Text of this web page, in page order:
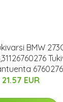
BMW
6760276
21.57 EUR